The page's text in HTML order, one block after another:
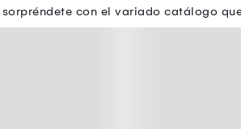
con el variado catálogo